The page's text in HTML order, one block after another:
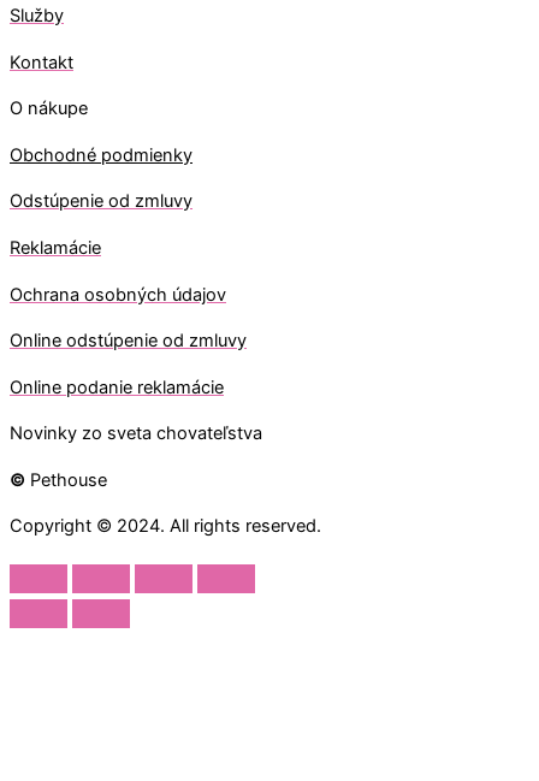
Služby
Kontakt
O nákupe
Obchodné podmienky
Odstúpenie od zmluvy
Reklamácie
Ochrana osobných údajov
Online odstúpenie od zmluvy
Online podanie reklamácie
Novinky zo sveta chovateľstva
© Pethouse
Copyright © 2024. All rights reserved.